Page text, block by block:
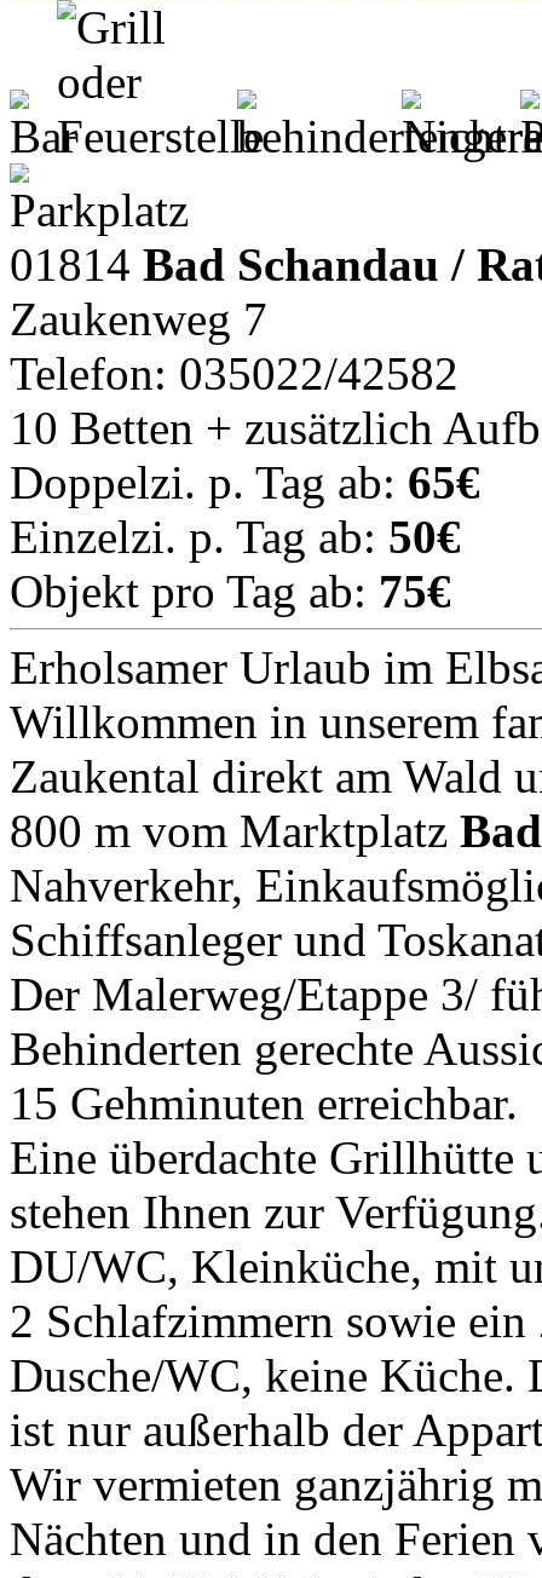
01814 Bad Schandau /
Zaukenweg 7
Telefon: 035022/42582
10 Betten + zusätzlich
Doppelzi. p. Tag ab: 65€
Einzelzi. p. Tag ab: 50€
Objekt pro Tag ab: 75€
Erholsamer Urlaub im
Willkommen in unserem
Zaukental direkt am Wald
800 m vom Marktplatz
Nahverkehr,
Schiffsanleger und
Der Malerweg/Etappe 3/
Behinderten gerechte
15 Gehminuten erreichbar.
Eine überdachte Grillhütte
stehen Ihnen zur
DU/WC, Kleinküche, mit
2 Schlafzimmern sowie
Dusche/WC, keine Küche.
ist nur außerhalb der
Wir vermieten ganzjährig
Nächten und in den Ferien